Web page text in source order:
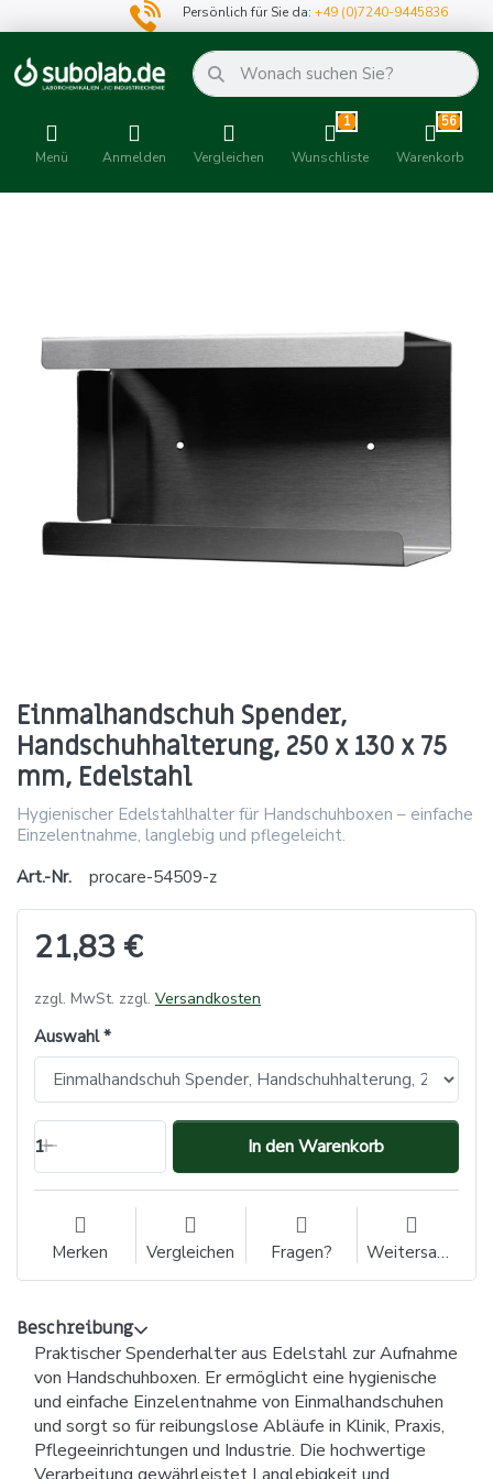
Persönlich für Sie da:+49 (0)7240-9445836
Menü Anmelden Vergleichen
1
Wunschliste
56
Warenkorb
Einmalhandschuh Spender,
Handschuhhalterung, 250 x 130 x 75
mm, Edelstahl
Hygienischer Edelstahlhalter für Handschuhboxen – einfache
Einzelentnahme, langlebig und pflegeleicht.
Art.-Nr.
procare-54509-z
21,83 €
zzgl. MwSt. zzgl. Versandkosten
Auswahl
1 In den Warenkorb
Merken Vergleichen Fragen? Weitersagen
Beschreibung
Praktischer Spenderhalter aus Edelstahl zur Aufnahme
von Handschuhboxen. Er ermöglicht eine hygienische
und einfache Einzelentnahme von Einmalhandschuhen
und sorgt so für reibungslose Abläufe in Klinik, Praxis,
Pflegeeinrichtungen und Industrie. Die hochwertige